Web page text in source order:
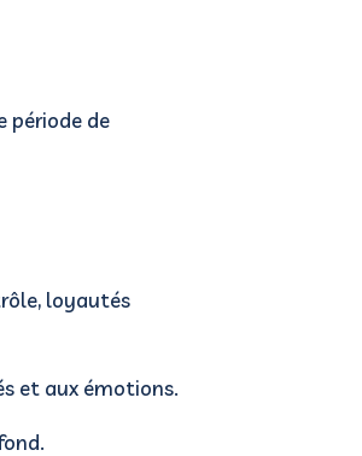
période de
loyautés
et aux émotions.